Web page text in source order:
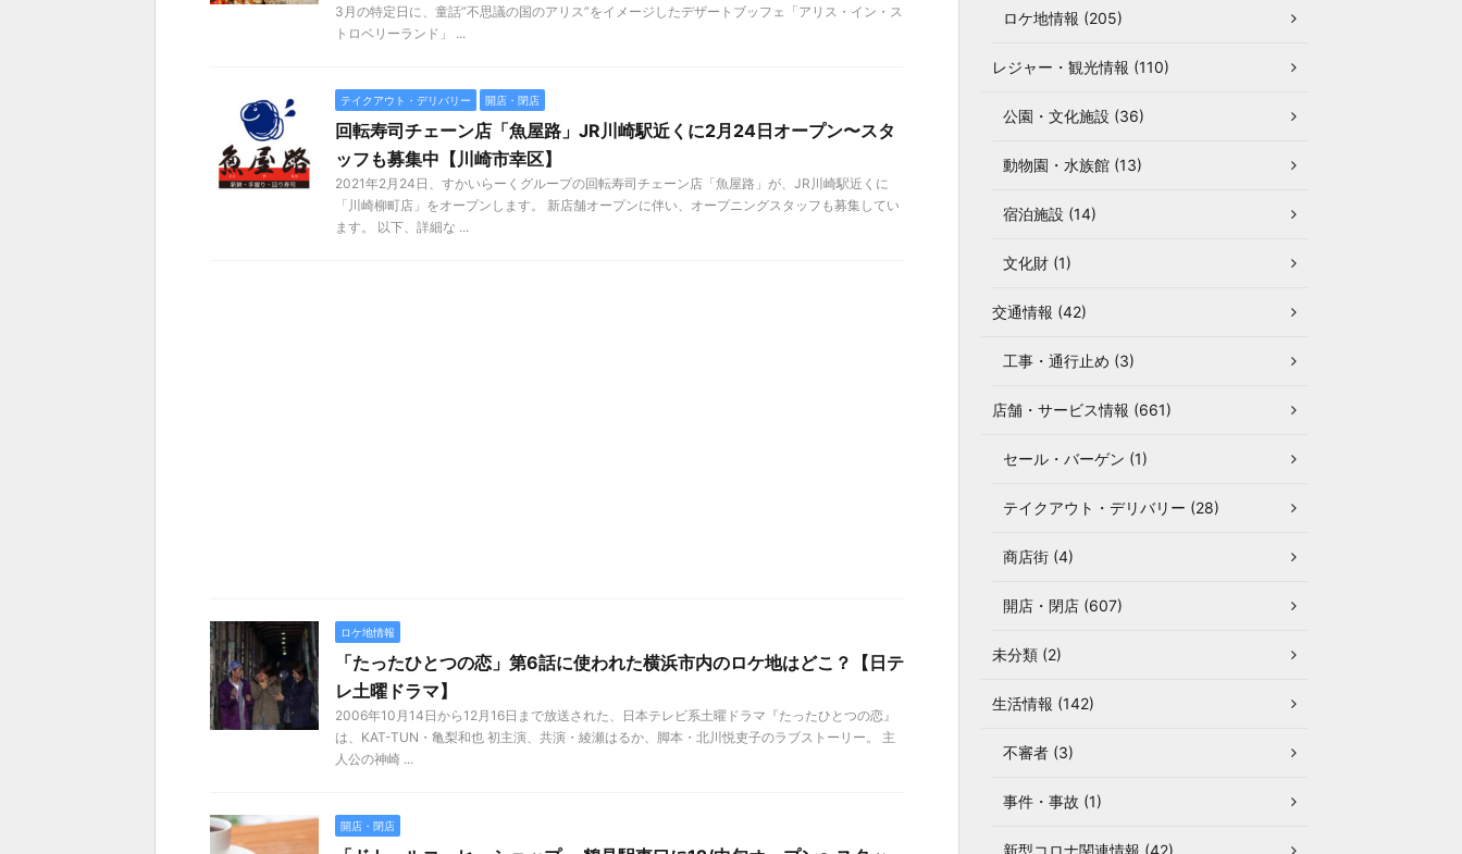
3月の特定日に、童話”不思議の国のアリス”をイメージしたデザートブッフェ「アリス・イン・ス
トロベリーランド」 ...
テイクアウト・デリバリー 開店・閉店
回転寿司チェーン店「魚屋路」JR川崎駅近くに2月24日オープン〜スタ
ッフも募集中【川崎市幸区】
2021年2月24日、すかいらーくグループの回転寿司チェーン店「魚屋路」が、JR川崎駅近くに
「川崎柳町店」をオープンします。 新店舗オープンに伴い、オープニングスタッフも募集してい
ます。 以下、詳細な ...
ロケ地情報
「たったひとつの恋」第6話に使われた横浜市内のロケ地はどこ？【日テ
レ土曜ドラマ】
2006年10月14日から12月16日まで放送された、日本テレビ系土曜ドラマ『たったひとつの恋』
は、KAT-TUN・亀梨和也 初主演、共演・綾瀬はるか、脚本・北川悦吏子のラブストーリー。 主
人公の神崎 ...
開店・閉店
ロケ地情報 (205)
レジャー・観光情報 (110)
公園・文化施設 (36)
動物園・水族館 (13)
宿泊施設 (14)
文化財 (1)
交通情報 (42)
工事・通行止め (3)
店舗・サービス情報 (661)
セール・バーゲン (1)
テイクアウト・デリバリー (28)
商店街 (4)
開店・閉店 (607)
未分類 (2)
生活情報 (142)
不審者 (3)
事件・事故 (1)
新型コロナ関連情報 (42)